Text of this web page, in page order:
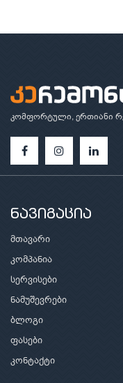
კომფორტული, ერთიანი
ნავიგაცია
მთავარი
კომპანია
სერვისები
ნამუშევრები
ბლოგი
ფასები
კონტაქტი